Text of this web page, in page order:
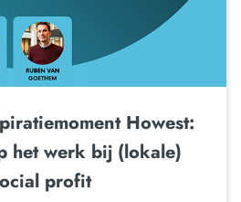
Howest:
het werk bij (lokale)
profit